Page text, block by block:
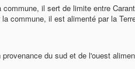
il sert de limite entre
commune, il est alimenté par la
du sud et de l'ouest